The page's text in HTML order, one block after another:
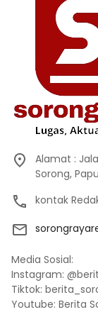
Alamat :
Sorong,
kontak
Media Sosial:
Instagram:
Tiktok:
Youtube: Berita